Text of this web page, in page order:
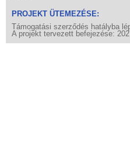
PROJEKT ÜTEMEZÉSE:
Támogatási szerződés hatályba
A projekt tervezett befejezése: